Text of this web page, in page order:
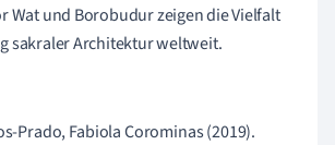
Wat und Borobudur zeigen die Vielfalt
sakraler Architektur weltweit.
Prado, Fabiola Corominas (2019).